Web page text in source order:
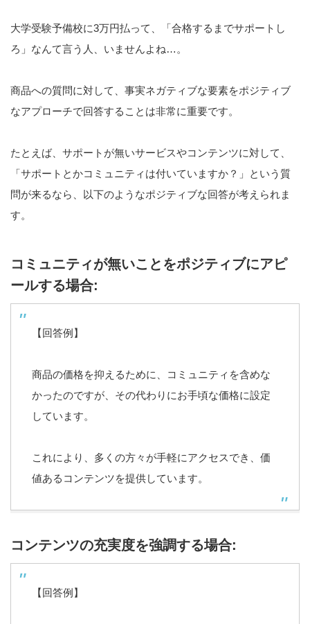
大学受験予備校に3万円払って、「合格するまでサポートし
ろ」なんて言う人、いませんよね…。
商品への質問に対して、事実ネガティブな要素をポジティブ
なアプローチで回答することは非常に重要です。
たとえば、サポートが無いサービスやコンテンツに対して、
「サポートとかコミュニティは付いていますか？」という質
問が来るなら、以下のようなポジティブな回答が考えられま
す。
コミュニティが無いことをポジティブにアピ
ールする場合:
【回答例】
商品の価格を抑えるために、コミュニティを含めな
かったのですが、その代わりにお手頃な価格に設定
しています。
これにより、多くの方々が手軽にアクセスでき、価
値あるコンテンツを提供しています。
コンテンツの充実度を強調する場合:
【回答例】